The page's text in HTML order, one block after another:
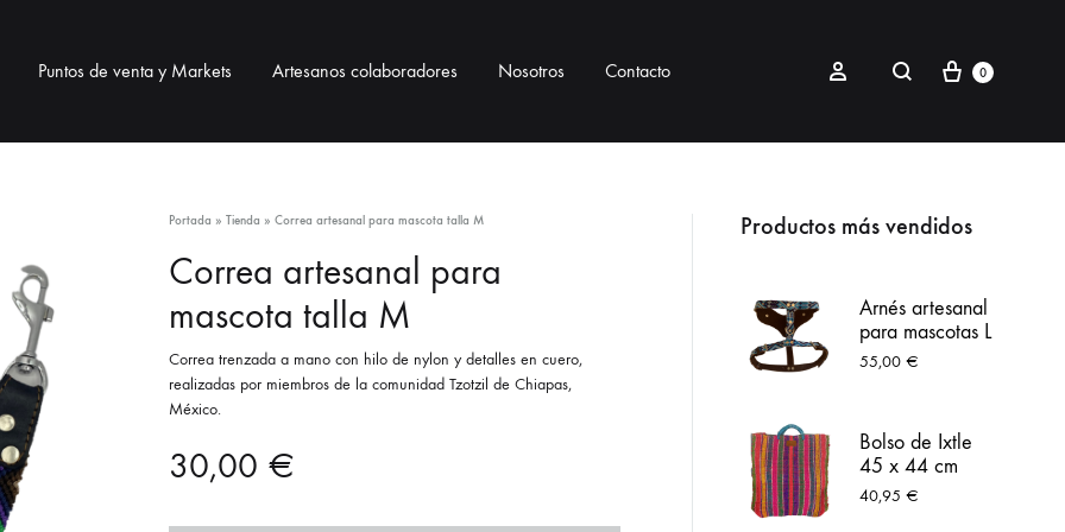
BISUTERÍA
Collares
Pendientes
ACCESORIOS
Correas para bolsos o cámaras
Lanyards / Portagafete
MASCOTAS
Colección Itzcuincle
Collares mascotas
PetKit
Puntos de venta y Markets Artesanos colaboradores Nosotros Contacto Sign inBuscar Carrito
0
Portada » Tienda » Correa artesanal para mascota talla M
Correa artesanal para
mascota talla M
Correa trenzada a mano con hilo de nylon y detalles en cuero,
realizadas por miembros de la comunidad Tzotzil de Chiapas,
México.
30,00 €
Productos más vendidos
Arnés artesanal
para mascotas L
azul
55,00€
Bolso de Ixtle
45 x 44 cm
grande colores
40,95€